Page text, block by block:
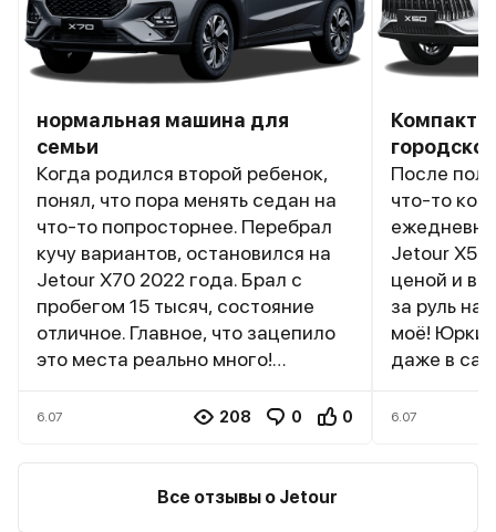
нормальная машина для
семьи
Когда родился второй ребенок,
понял, что пора менять седан на
что-то попросторнее. Перебрал
кучу вариантов, остановился на
Jetour X70 2022 года. Брал с
пробегом 15 тысяч, состояние
отличное. Главное, что зацепило
это места реально много!
проблем, между ними еще и теща
две коляски, сумки и еще
остается место. Турбомотор 1.5
6.07 208 0 0
После
что-то
Jetour X50
ценой и
за руль на
моё!
даже в
внутри не
никто не
6.07
Все отзывы о Jetour